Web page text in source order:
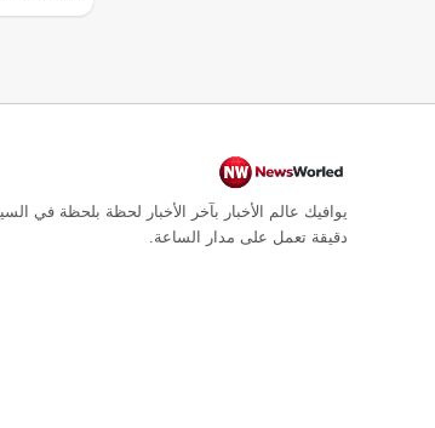
يوافيك عالم الأخبار بآخر الأخبار لحظة بلحظة في
دقيقة تعمل على مدار الساعة.